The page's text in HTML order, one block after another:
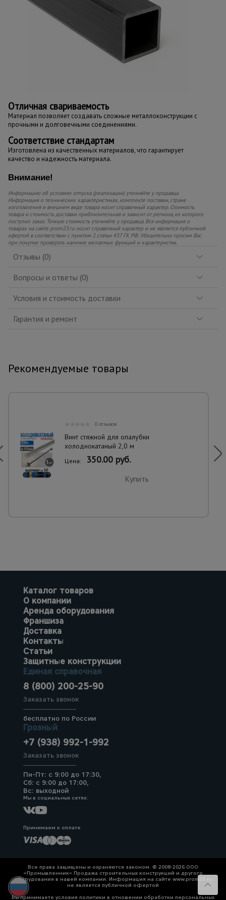
Отличная свариваемость
Материал позволяет создавать сложные металлоконструкции с
прочными и долговечными соединениями.
Соответствие стандартам
Изготовлена из качественных материалов, что гарантирует
качество и надежность материала.
Внимание!
Информацию об условиях отпуска (реализации) уточняйте у продавца.
Информация о технических характеристиках, комплекте поставки, стране
изготовления и внешнем виде товара носит справочный характер. Стоимость
товара и стоимость доставки приблизительная и зависит от региона, из которого
поступил заказ. Точную стоимость уточняйте у продавца. Вся информация о
товарах на сайте prom23.ru носит справочный характер и не является публичной
офертой в соответствии с пунктом 2 статьи 437 ГК РФ. Убедительно просим Вас
при покупке проверять наличие желаемых функций и характеристик.
Отзывы (0)
Вопросы и ответы (0)
Условия и стоимость доставки
Гарантия и ремонт
Рекомендуемые товары
0 отзывов
Винт стяжной для опалубки
холоднокатаный 2,0 м
Цена: 350.00 руб.
Купить
Каталог товаров
О компании
Аренда оборудования
Франшиза
Доставка
Контакты
Статьи
Защитные конструкции
Единая справочная
8 (800) 200-25-90
Заказать звонок
бесплатно по России
Грозный
+7 (938) 992-1-992
Заказать звонок
Пн-Пт: с 9:00 до 17:30,
Сб: с 9:00 до 17:00,
Вс: выходной
Мы в социальных сетях:
Принимаем к оплате
Все права защищены и охраняются законом. © 2008-2026 ООО
«Промышленник» Продажа строительных конструкций и другого
оборудования в нашей компании. Информация на сайте www.prom23.ru
не является публичной офертой
Вы принимаете условия политики в отношении обработки персональных